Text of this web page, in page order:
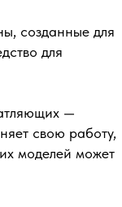
созданные для
для
—
свою работу,
моделей может